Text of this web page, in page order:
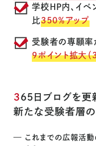
学校HP内、イベ
比350％アップ
受験者の専願率
9ポイント拡大
365日ブログを
新たな受験者層
これまでの広報活